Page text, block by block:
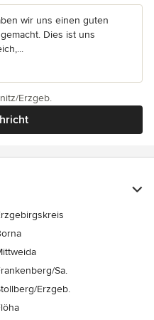
wir uns einen guten
Dies ist uns
Erzgeb.
Sa.
Erzgeb.